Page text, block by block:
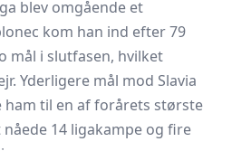
blev omgående et
kom han ind efter 79
mål i slutfasen, hvilket
Yderligere mål mod Slavia
ham til en af forårets største
14 ligakampe og fire